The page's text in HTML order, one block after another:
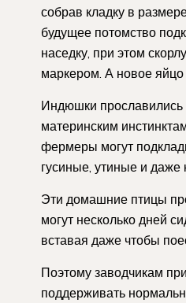
собрав кладку в
будущее потомство
наседку, при этом
маркером. А новое яйцо
Индюшки
материнским
фермеры могут
гусиные, утиные и даже
Эти домашние птицы
могут несколько дней
вставая даже чтобы
Поэтому заводчикам
поддерживать